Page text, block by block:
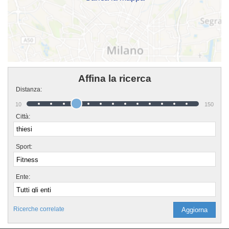
Affina la ricerca
Distanza:
10 150
Città:
Sport:
Ente:
Ricerche correlate